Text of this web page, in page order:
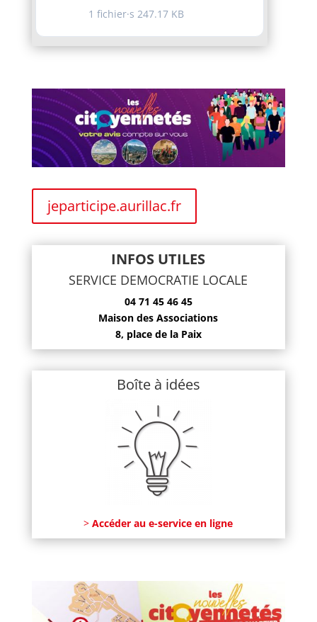
1 fichier·s 247.17 KB
jeparticipe.aurillac.fr
INFOS UTILES
SERVICE DEMOCRATIE LOCALE
04 71 45 46 45
Maison des Associations
8, place de la Paix
Boîte à idées
>Accéder au e-service en ligne